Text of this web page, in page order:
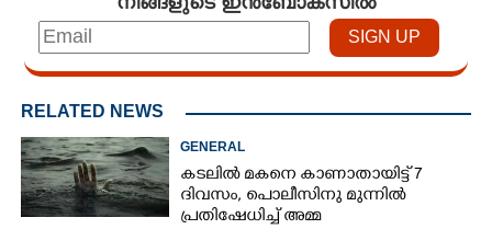
RELATED NEWS
GENERAL
കടലിൽ മകനെ കാണാതായിട്ട് 7
ദിവസം, പൊലീസിനു മുന്നിൽ
പ്രതിഷേധിച്ച് അമ്മ